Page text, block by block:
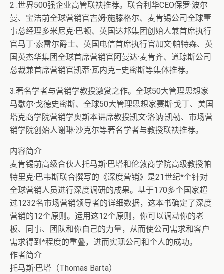
2 .世界500强企业高管联袂推荐。联合利华CEO保罗·波尔
曼、宝洁前全球营销官吉姆·施滕格尔、麦肯锡公司全球董
事总经理多米尼克·巴顿、英国达邦集团创始人兼首席执行
官马丁·索雷尔爵士、英国电信首席执行官加文·帕特森、英
国英杰华集团全球首席营销官阿曼达·麦肯齐、道琼斯公司
总裁兼首席营销官凯蒂·瓦内克—史密斯等集体推荐。
3.著名学者与营销学教授激赏之作。全球50大管理思想家
马歇尔·戈德史密斯、全球50大管理思想家赛斯·戈丁、美国
塔克商学院营销学奥斯本讲席教授凯文·洛讷·凯勒、市场营
销学院创始人谢琳·沙克尔等著名学者与教授联袂推荐。
内容简介
麦肯锡前高级合伙人托马斯·巴塔和伦敦商学院高级教授帕
特里克·巴韦斯联合撰写的《深度营销》是21世纪*个针对
全球营销人员进行深度调研的成果。基于170多个国家超
过1232名市场营销领导者的详细数据，这本书确定了深度
营销的12个原则。运用这12个原则，你可以调动你的老
板、同事、团队和你自己的力量，从而使公司需求和客户
需求得到*程度的重叠，进而实现公司和个人的成功。
作者简介
托马斯·巴塔（Thomas Barta）